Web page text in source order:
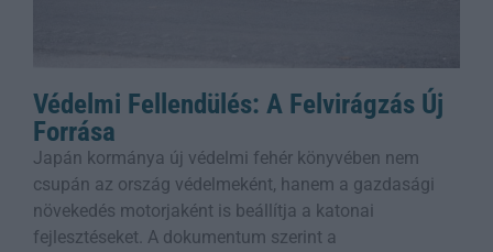
Védelmi Fellendülés: A Felvirágzás Új
Forrása
Japán kormánya új védelmi fehér könyvében nem
csupán az ország védelmeként, hanem a gazdasági
növekedés motorjaként is beállítja a katonai
fejlesztéseket. A dokumentum szerint a